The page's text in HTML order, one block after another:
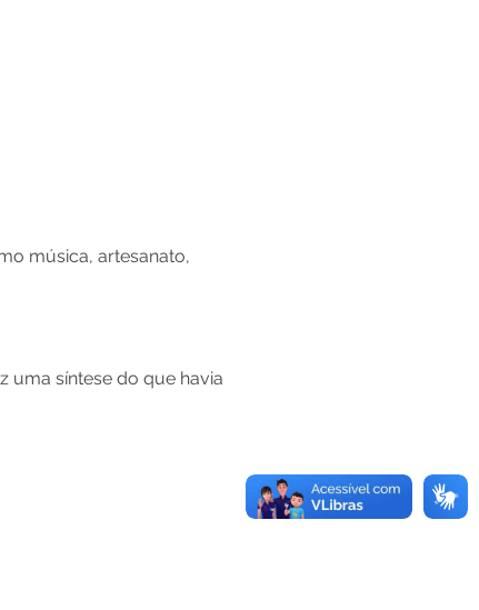
música, artesanato,
uma síntese do que havia